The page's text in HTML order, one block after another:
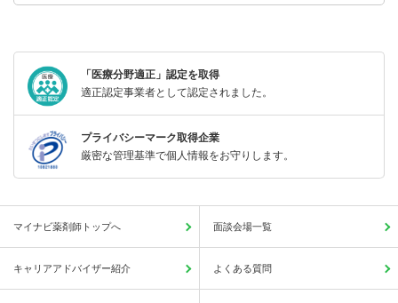
「医療分野適正」認定を取得
適正認定事業者として認定されました。
プライバシーマーク取得企業
厳密な管理基準で個人情報をお守りします。
マイナビ薬剤師トップへ 面談会場一覧
キャリアアドバイザー紹介 よくある質問